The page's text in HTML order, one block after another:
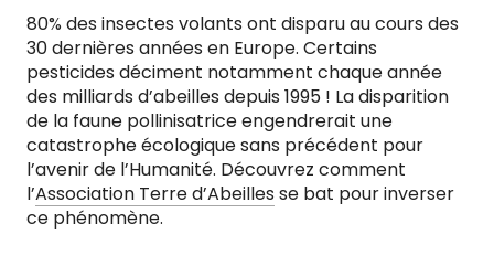
80% des insectes volants ont disparu au cours des
30 dernières années en Europe. Certains
pesticides déciment notamment chaque année
des milliards d’abeilles depuis 1995 ! La disparition
de la faune pollinisatrice engendrerait une
catastrophe écologique sans précédent pour
l’avenir de l’Humanité. Découvrez comment
l’Association Terre d’Abeilles se bat pour inverser
ce phénomène.